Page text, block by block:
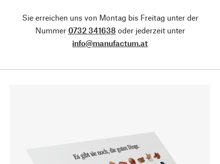
Sie erreichen uns von Montag bis Freitag unter der
Nummer 0732 341638 oder jederzeit unter
info@manufactum.at